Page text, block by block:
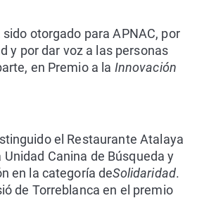
sido otorgado paraAPNAC, por
y por dar voz a las personas
en Premio a la Innovación
el Restaurante Atalaya
Unidad Canina de Búsqueda y
en la categoría deSolidaridad.
de Torreblanca en el premio